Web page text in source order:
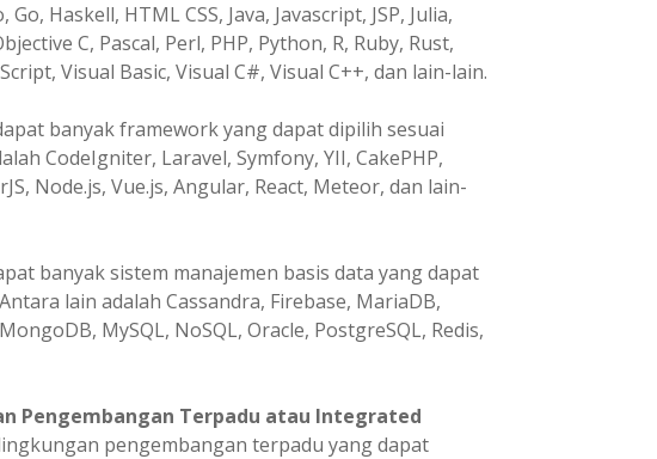
Haskell, HTML CSS, Java, Javascript, JSP, Julia,
C, Pascal, Perl, PHP, Python, R, Ruby, Rust,
Visual Basic, Visual C#, Visual C++, dan lain-lain.
banyak framework yang dapat dipilih sesuai
CodeIgniter, Laravel, Symfony, YII, CakePHP,
Node.js, Vue.js, Angular, React, Meteor, dan lain-
banyak sistem manajemen basis data yang dapat
lain adalah Cassandra, Firebase, MariaDB,
MySQL, NoSQL, Oracle, PostgreSQL, Redis,
Pengembangan Terpadu atau Integrated
pengembangan terpadu yang dapat